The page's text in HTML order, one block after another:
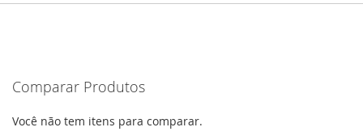
Comparar Produtos
Você não tem itens para comparar.